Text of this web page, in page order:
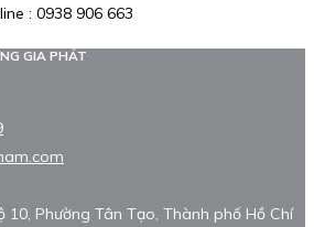
: 0938 906 663
GIA PHÁT
10, Phường Tân Tạo, Thành phố Hồ Chí